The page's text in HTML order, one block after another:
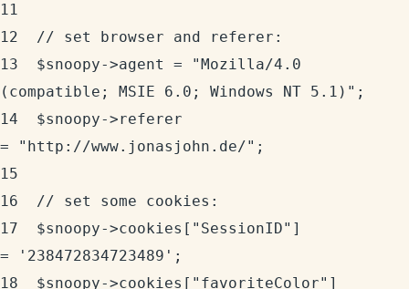
11
12	// set browser and referer:
13	$snoopy->agent = "Mozilla/4.0
(compatible; MSIE 6.0; Windows NT 5.1)";
14	$snoopy->referer
= "http://www.jonasjohn.de/";
15
16	// set some cookies:
17	$snoopy->cookies["SessionID"]
= '238472834723489';
18	$snoopy->cookies["favoriteColor"]